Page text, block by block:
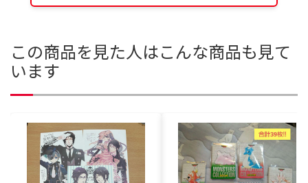
この商品を見た人はこんな商品も見て
います